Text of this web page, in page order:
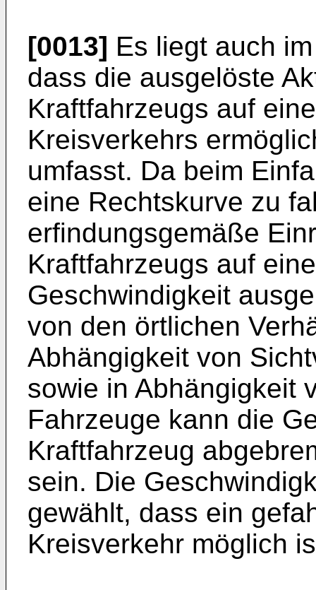
[0013] Es liegt auch
dass die ausgelöste
Kraftfahrzeugs auf
Kreisverkehrs
umfasst. Da beim
eine Rechtskurve zu
erfindungsgemäße
Kraftfahrzeugs auf
Geschwindigkeit
von den örtlichen
Abhängigkeit von
sowie in Abhängigkeit
Fahrzeuge kann die
Kraftfahrzeug
sein. Die
gewählt, dass ein
Kreisverkehr möglich